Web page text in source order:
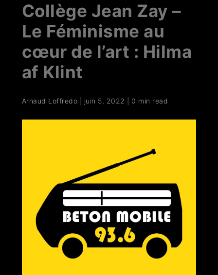
Collège Jean Zay –
Le Féminisme au
cœur de l’art : Hilma
af Klint
Arnaud Loffredo juin 5, 2022 0 min read